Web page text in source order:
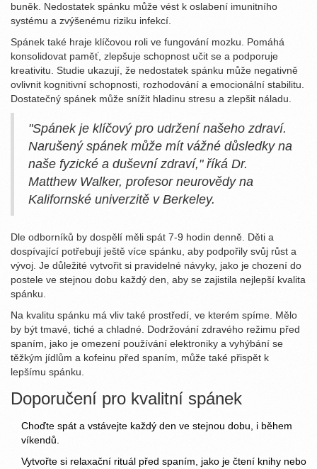
buněk. Nedostatek spánku může vést k oslabení imunitního
systému a zvýšenému riziku infekcí.
Spánek také hraje klíčovou roli ve fungování mozku. Pomáhá
konsolidovat paměť, zlepšuje schopnost učit se a podporuje
kreativitu. Studie ukazují, že nedostatek spánku může negativně
ovlivnit kognitivní schopnosti, rozhodování a emocionální stabilitu.
Dostatečný spánek může snížit hladinu stresu a zlepšit náladu.
"Spánek je klíčový pro udržení našeho zdraví.
Narušený spánek může mít vážné důsledky na
naše fyzické a duševní zdraví," říká Dr.
Matthew Walker, profesor neurovědy na
Kalifornské univerzitě v Berkeley.
Dle odborníků by dospělí měli spát 7-9 hodin denně. Děti a
dospívající potřebují ještě více spánku, aby podpořily svůj růst a
vývoj. Je důležité vytvořit si pravidelné návyky, jako je chození do
postele ve stejnou dobu každý den, aby se zajistila nejlepší kvalita
spánku.
Na kvalitu spánku má vliv také prostředí, ve kterém spíme. Mělo
by být tmavé, tiché a chladné. Dodržování zdravého režimu před
spaním, jako je omezení používání elektroniky a vyhýbání se
těžkým jídlům a kofeinu před spaním, může také přispět k
lepšímu spánku.
Doporučení pro kvalitní spánek
Choďte spát a vstávejte každý den ve stejnou dobu, i během
víkendů.
Vytvořte si relaxační rituál před spaním, jako je čtení knihy nebo